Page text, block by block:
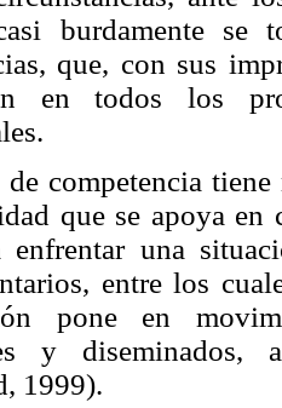
burdamente se
que, con sus
en todos los
competencia
que se apoya
enfrentar una
entre los
pone en
y
1999).